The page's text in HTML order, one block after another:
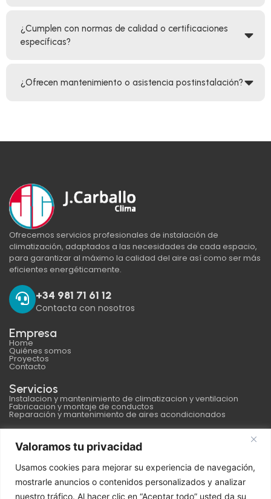
Valoramos tu privacidad
Usamos cookies para mejorar su experiencia de navegación,
mostrarle anuncios o contenidos personalizados y analizar
nuestro tráfico. Al hacer clic en “Aceptar todo” usted da su
¿Cumplen con normas de calidad o certificaciones
específicas?
¿Ofrecen mantenimiento o asistencia postinstalación?
Ofrecemos servicios profesionales de instalación de
climatización, adaptados a las necesidades de cada espacio,
para garantizar al máximo la calidad del aire así como ser más
eficientes energéticamente.
+34 981 71 61 12
Contacta con nosotros
Empresa
Home
Quiénes somos
Proyectos
Contacto
Servicios
Instalacion y mantenimiento de climatizacion y ventilacion
Fabricacion y montaje de conductos
Reparación y mantenimiento de aires acondicionados
info@jcarballo.es
+34 981 71 61 12
+34 633 242 475